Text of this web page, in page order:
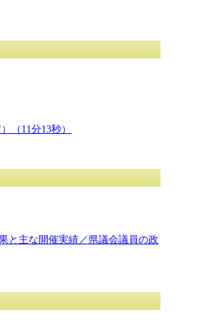
（11分13秒）
と主な開催実績／県議会議員の政